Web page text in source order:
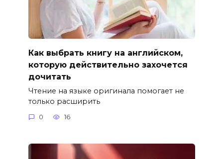
Как выбрать книгу на английском,
которую действительно захочется
дочитать
Чтение на языке оригинала помогает не
только расширить
0 16